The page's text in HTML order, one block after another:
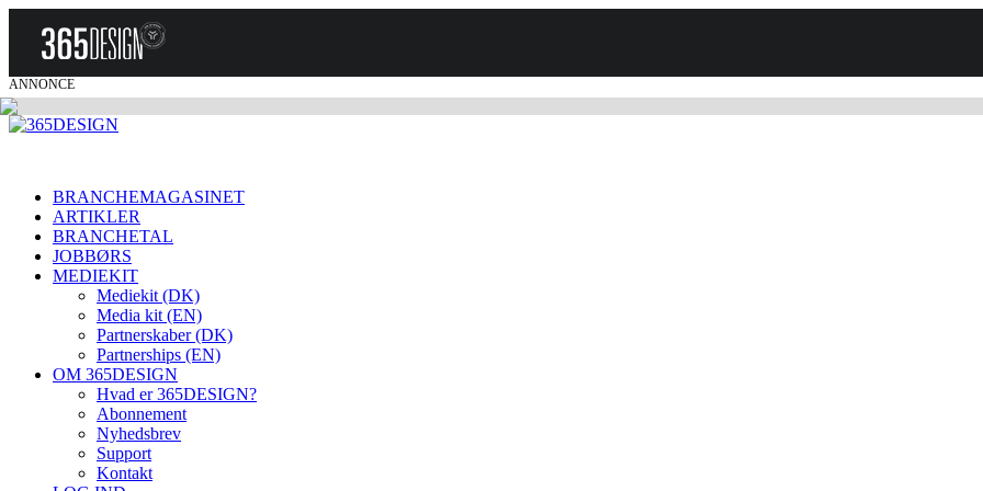
ANNONCE
BRANCHEMAGASINET
ARTIKLER
BRANCHETAL
JOBBØRS
MEDIEKIT
Mediekit (DK)
Media kit (EN)
Partnerskaber (DK)
Partnerships (EN)
OM 365DESIGN
Hvad er 365DESIGN?
Abonnement
Nyhedsbrev
Support
Kontakt